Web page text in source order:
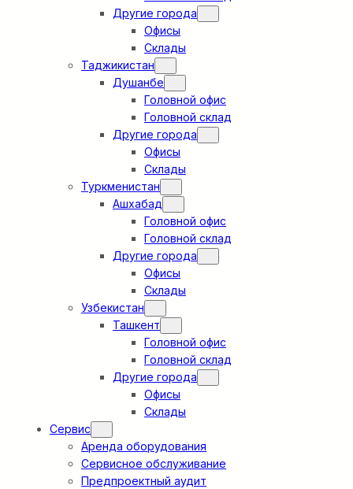
Другие города
Офисы
Склады
Таджикистан
Душанбе
Головной офис
Головной склад
Другие города
Офисы
Склады
Туркменистан
Ашхабад
Головной офис
Головной склад
Другие города
Офисы
Склады
Узбекистан
Ташкент
Головной офис
Головной склад
Другие города
Офисы
Склады
Сервис
Аренда оборудования
Сервисное обслуживание
Предпроектный аудит